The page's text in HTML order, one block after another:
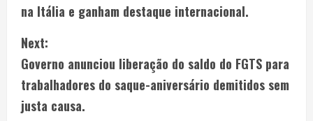
na Itália e ganham destaque internacional.
Next:
Governo anunciou liberação do saldo do FGTS para
trabalhadores do saque-aniversário demitidos sem
justa causa.